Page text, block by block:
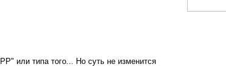
или типа того... Но суть не изменится